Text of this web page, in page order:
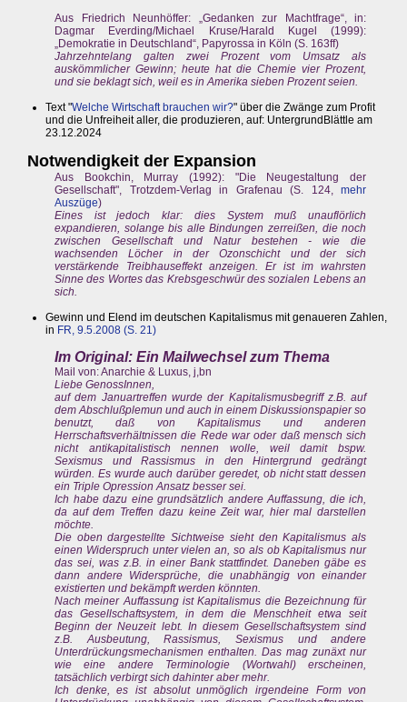
Aus Friedrich Neunhöffer: „Gedanken zur Machtfrage“, in:
Dagmar Everding/Michael Kruse/Harald Kugel (1999):
„Demokratie in Deutschland“, Papyrossa in Köln (S. 163ff)
Jahrzehntelang galten zwei Prozent vom Umsatz als
auskömmlicher Gewinn; heute hat die Chemie vier Prozent,
und sie beklagt sich, weil es in Amerika sieben Prozent seien.
Text "Welche Wirtschaft brauchen wir?" über die Zwänge zum Profit
und die Unfreiheit aller, die produzieren, auf: UntergrundBlättle am
23.12.2024
Notwendigkeit der Expansion
Aus Bookchin, Murray (1992): "Die Neugestaltung der
Gesellschaft", Trotzdem-Verlag in Grafenau (S. 124,mehr
Auszüge)
Eines ist jedoch klar: dies System muß unauflörlich
expandieren, solange bis alle Bindungen zerreißen, die noch
zwischen Gesellschaft und Natur bestehen - wie die
wachsenden Löcher in der Ozonschicht und der sich
verstärkende Treibhauseffekt anzeigen. Er ist im wahrsten
Sinne des Wortes das Krebsgeschwür des sozialen Lebens an
sich.
Gewinn und Elend im deutschen Kapitalismus mit genaueren Zahlen,
in FR, 9.5.2008 (S. 21)
Im Original: Ein Mailwechsel zum Thema
Mail von: Anarchie & Luxus, j,bn
Liebe GenossInnen,
auf dem Januartreffen wurde der Kapitalismusbegriff z.B. auf
dem Abschlußplemun und auch in einem Diskussionspapier so
benutzt, daß von Kapitalismus und anderen
Herrschaftsverhältnissen die Rede war oder daß mensch sich
nicht antikapitalistisch nennen wolle, weil damit bspw.
Sexismus und Rassismus in den Hintergrund gedrängt
würden. Es wurde auch darüber geredet, ob nicht statt dessen
ein Triple Opression Ansatz besser sei.
Ich habe dazu eine grundsätzlich andere Auffassung, die ich,
da auf dem Treffen dazu keine Zeit war, hier mal darstellen
möchte.
Die oben dargestellte Sichtweise sieht den Kapitalismus als
einen Widerspruch unter vielen an, so als ob Kapitalismus nur
das sei, was z.B. in einer Bank stattfindet. Daneben gäbe es
dann andere Widersprüche, die unabhängig von einander
existierten und bekämpft werden könnten.
Nach meiner Auffassung ist Kapitalismus die Bezeichnung für
das Gesellschaftsystem, in dem die Menschheit etwa seit
Beginn der Neuzeit lebt. In diesem Gesellschaftsystem sind
z.B. Ausbeutung, Rassismus, Sexismus und andere
Unterdrückungsmechanismen enthalten. Das mag zunäxt nur
wie eine andere Terminologie (Wortwahl) erscheinen,
tatsächlich verbirgt sich dahinter aber mehr.
Ich denke, es ist absolut unmöglich irgendeine Form von